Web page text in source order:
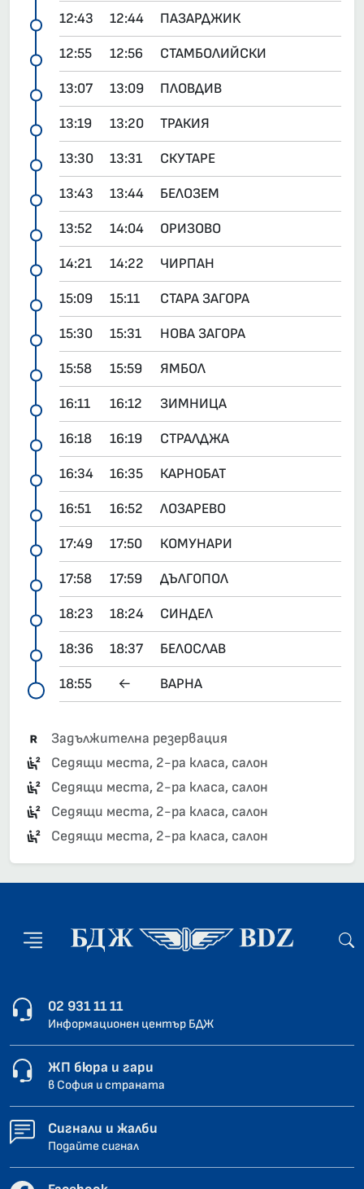
12:43 12:44 ПАЗАРДЖИК
12:55 12:56 СТАМБОЛИЙСКИ
13:07 13:09 ПЛОВДИВ
13:19 13:20 ТРАКИЯ
13:30 13:31 СКУТАРЕ
13:43 13:44 БЕЛОЗЕМ
13:52 14:04 ОРИЗОВО
14:21 14:22 ЧИРПАН
15:09 15:11 СТАРА ЗАГОРА
15:30 15:31 НОВА ЗАГОРА
15:58 15:59 ЯМБОЛ
16:11 16:12 ЗИМНИЦА
16:18 16:19 СТРАЛДЖА
16:34 16:35 КАРНОБАТ
16:51 16:52 ЛОЗАРЕВО
17:49 17:50 КОМУНАРИ
17:58 17:59 ДЪЛГОПОЛ
18:23 18:24 СИНДЕЛ
18:36 18:37 БЕЛОСЛАВ
18:55 ← ВАРНА
Задължителна резервация
Седящи места, 2-ра класа, салон
Седящи места, 2-ра класа, салон
Седящи места, 2-ра класа, салон
Седящи места, 2-ра класа, салон
02 931 11 11
Информационен център БДЖ
ЖП бюра и гари
в София и страната
Сигнали и жалби
Подайте сигнал